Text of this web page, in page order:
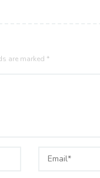
are marked *